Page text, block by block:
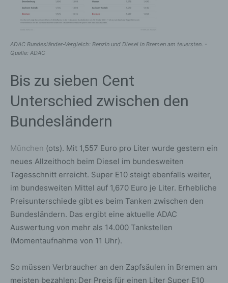
ADAC Bundesländer-Vergleich: Benzin und Diesel in Bremen am teuersten. -
Quelle: ADAC
Bis zu sieben Cent
Unterschied zwischen den
Bundesländern
München (ots). Mit 1,557 Euro pro Liter wurde gestern ein
neues Allzeithoch beim Diesel im bundesweiten
Tagesschnitt erreicht. Super E10 steigt ebenfalls weiter,
im bundesweiten Mittel auf 1,670 Euro je Liter. Erhebliche
Preisunterschiede gibt es beim Tanken zwischen den
Bundesländern. Das ergibt eine aktuelle ADAC
Auswertung von mehr als 14.000 Tankstellen
(Momentaufnahme von 11 Uhr).
So müssen Verbraucher an den Zapfsäulen in Bremen am
meisten bezahlen: Der Preis für einen Liter Super E10